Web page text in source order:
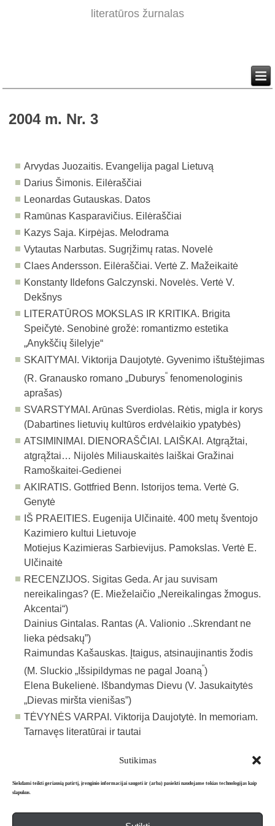
Sutikimas
Siekdami teikti geriausią patirtį, įrenginio informacijai saugoti ir (arba) pasiekti naudojame tokias technologijas kaip
slapukus.
literatūros žurnalas
2004 m. Nr. 3
Arvydas Juozaitis. Evangelija pagal Lietuvą
Darius Šimonis. Eilėraščiai
Leonardas Gutauskas. Datos
Ramūnas Kasparavičius. Eilėraščiai
Kazys Saja. Kirpėjas. Melodrama
Vytautas Narbutas. Sugrįžimų ratas. Novelė
Claes Andersson. Eilėraščiai. Vertė Z. Mažeikaitė
Konstanty Ildefons Galczynski. Novelės. Vertė V.
Dekšnys
LITERATŪROS MOKSLAS IR KRITIKA. Brigita
Speičytė. Senobinė grožė: romantizmo estetika
„Anykščių šilelyje“
SKAITYMAI. Viktorija Daujotytė. Gyvenimo ištuštėjimas
(R. Granausko romano „Duburys“ fenomenologinis
aprašas)
SVARSTYMAI. Arūnas Sverdiolas. Rėtis, migla ir korys
(Dabartines lietuvių kultūros erdvėlaikio ypatybės)
ATSIMINIMAI. DIENORAŠČIAI. LAIŠKAI.Atgrąžtai,
atgrąžtai… Nijolės Miliauskaitės laiškai Gražinai
Ramoškaitei-Gedienei
AKIRATIS. Gottfried Benn. Istorijos tema. Vertė G.
Genytė
IŠ PRAEITIES. Eugenija Ulčinaitė. 400 metų šventojo
Kazimiero kultui Lietuvoje
Motiejus Kazimieras Sarbievijus. Pamokslas. Vertė E.
Ulčinaitė
RECENZIJOS. Sigitas Geda. Ar jau suvisam
nereikalingas? (E. Mieželaičio „Nereikalingas žmogus.
Akcentai“)
DainiusGintalas. Rantas (A. Valionio ..Skrendant ne
lieka pėdsakų”)
Raimundas Kašauskas. Įtaigus, atsinaujinantis žodis
(M. Sluckio „Išsipildymas ne pagal Joaną“)
Elena Bukelienė. Išbandymas Dievu (V. Jasukaitytės
„Dievas miršta vienišas”)
TĖVYNĖS VARPAI. Viktorija Daujotytė. In memoriam.
Tarnavęs literatūrai ir tautai